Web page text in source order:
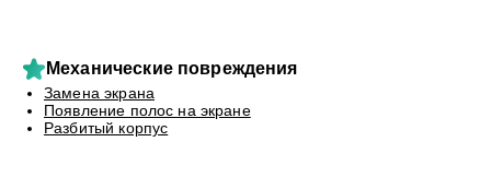
Механические повреждения
Замена экрана
Появление полос на экране
Разбитый корпус